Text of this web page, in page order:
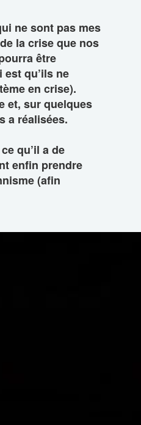
ne sont pas mes
la crise que nos
être
est qu’ils ne
en crise).
et, sur quelques
a réalisées.
qu’il a de
enfin prendre
(afin